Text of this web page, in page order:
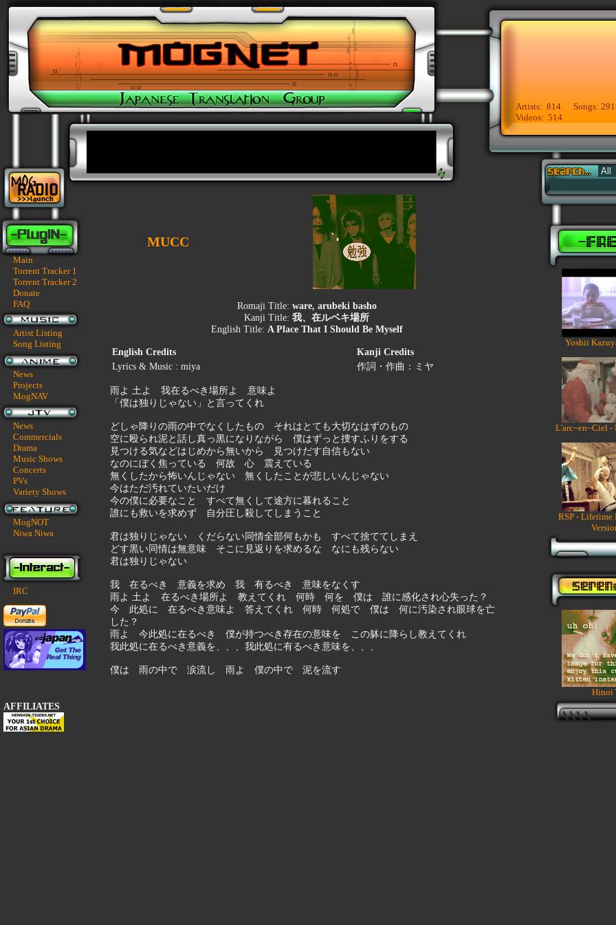
Artists: 814 Songs:
Videos: 514
Main
Torrent Tracker 1
Torrent Tracker 2
Donate
FAQ
Artist Listing
Song Listing
News
Projects
MogNAV
News
Commercials
Drama
Music Shows
Concerts
PVs
Variety Shows
MogNOT
Niwa Niwa
IRC
AFFILIATES
MUCC
Romaji Title: ware, arubeki basho
Kanji Title: 我、在ルベキ場所
English Title: A Place That I Should Be Myself
English Credits
Kanji Credits
Lyrics & Music : miya
作詞・作曲：ミヤ
雨よ 土よ 我在るべき場所よ 意味よ
「僕は独りじゃない」と言ってくれ
どしゃ降りの雨の中でなくしたもの それはとても大切なはずのもの
空に殴られ泥と話し真っ黒になりながら 僕はずっと捜すふりをする
見つける気などはじめから無いから 見つけだす自信もない
なのにぼく焦っている 何故 心 震えている
無くしたから怖いんじゃない 無くしたことが悲しいんじゃない
今はただ汚れていたいだけ
今の僕に必要なこと すべて無くして途方に暮れること
誰にも救いを求めず 自分圧し殺してしまうこと
君は独りじゃない くだらない同情全部何もかも すべて捨ててしまえ
どす黒い同情は無意味 そこに見返りを求めるな なにも残らない
君は独りじゃない
我 在るべき 意義を求め 我 有るべき 意味をなくす
雨よ 土よ 在るべき場所よ 教えてくれ 何時 何を 僕は 誰に感化され心失った？
今 此処に 在るべき意味よ 答えてくれ 何時 何処で 僕は 何に汚染され眼球を亡
した？
雨よ 今此処に在るべき 僕が持つべき存在の意味を この躰に降らし教えてくれ
我此処に在るべき意義を、、、我此処に有るべき意味を、、、
僕は 雨の中で 涙流し 雨よ 僕の中で 泥を流す
Yoshii
L'arc~en~Ciel -
RSP - Lifetime
Hinoi